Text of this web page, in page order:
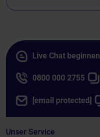
Live Chat beginnen
0800 000 2755
[email protected]
Unser Service